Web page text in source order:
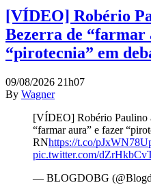
[VÍDEO] Robério
Bezerra de “farmar
“pirotecnia” em
09/08/2026 21h07
By Wagner
[VÍDEO] Robério Paulino
“farmar aura” e fazer
RNhttps://t.co/
pic.twitter.com/
— BLOGDOBG